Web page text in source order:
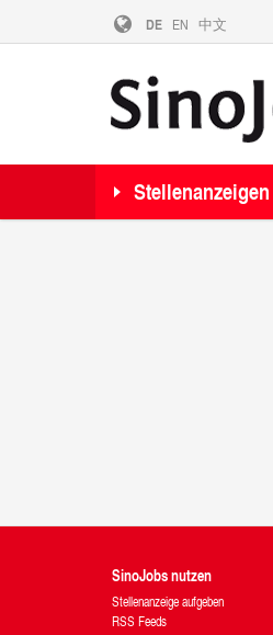
Stellenanzeigen
DE EN 中文
SinoJobs nutzen
Stellenanzeige aufgeben
RSS Feeds